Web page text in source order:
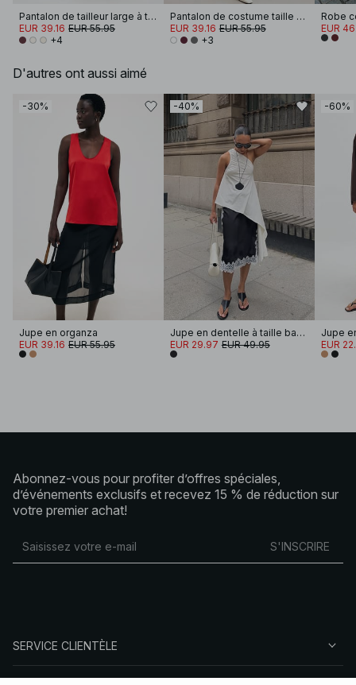
Pantalon de tailleur large à taille haute
EUR 39.16 EUR 55.95
+4
Pantalon de costume taille haute en tissu épais
EUR 39.16 EUR 55.95
+3
EUR
D'autres ont aussi aimé
-30%
Jupe en organza
EUR 39.16 EUR 55.95
-40%
Jupe en dentelle à taille basse et ourlet festonné
EUR 29.97 EUR 49.95
-60%
Jupe
EUR
Abonnez-vous pour profiter d’offres spéciales,
d’événements exclusifs et recevez 15 % de réduction sur
votre premier achat!
S'INSCRIRE
SERVICE CLIENTÈLE